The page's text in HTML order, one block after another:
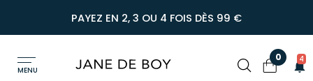
PAYEZ EN 2, 3 OU 4 FOIS DÈS 99 €
MENU
0 4